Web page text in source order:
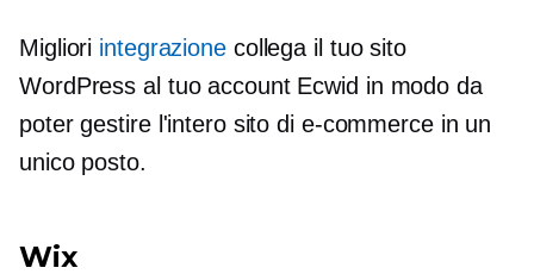
Migliori integrazionecollega il tuo sito
WordPress al tuo account Ecwid in modo da
poter gestire l'intero sito di e-commerce in un
unico posto.
Wix